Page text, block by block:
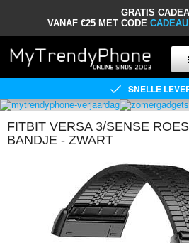
GRATIS
VANAF €25 MET CODE CADEAU
SNELLE
FITBIT VERSA 3/SENSE
BANDJE - ZWART